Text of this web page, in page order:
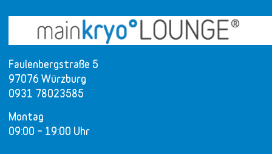
Faulenbergstraße 5
97076 Würzburg
0931 78023585
Montag
09:00 – 19:00 Uhr